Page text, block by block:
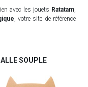
avec les jouets Ratatam
, votre site de référence
SOUPLE